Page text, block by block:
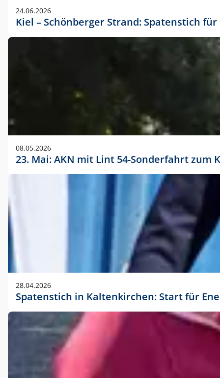
24.06.2026
Kiel – Schönberger Strand: Spatenstich
08.05.2026
23. Mai: AKN mit Lint 54-Sonderfahrt
28.04.2026
Spatenstich in Kaltenkirchen: Start für